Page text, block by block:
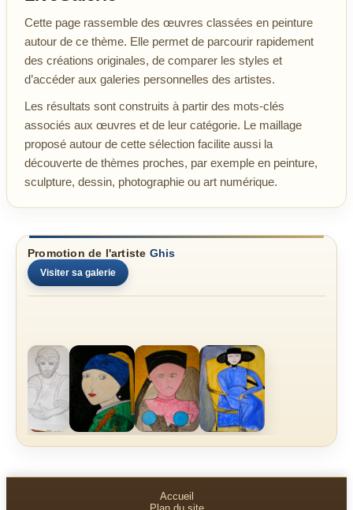
Cette page rassemble des œuvres classées en peinture
autour de ce thème. Elle permet de parcourir rapidement
des créations originales, de comparer les styles et
d’accéder aux galeries personnelles des artistes.
Les résultats sont construits à partir des mots-clés
associés aux œuvres et de leur catégorie. Le maillage
proposé autour de cette sélection facilite aussi la
découverte de thèmes proches, par exemple en peinture,
sculpture, dessin, photographie ou art numérique.
Promotion de l'artiste Ghis
Visiter sa galerie
Accueil